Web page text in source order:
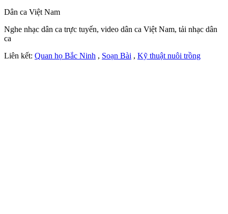
Dân ca Việt Nam
Nghe nhạc dân ca trực tuyến, video dân ca Việt Nam, tải nhạc dân
ca
Liên kết: Quan họ Bắc Ninh , Soạn Bài , Kỹ thuật nuôi trồng